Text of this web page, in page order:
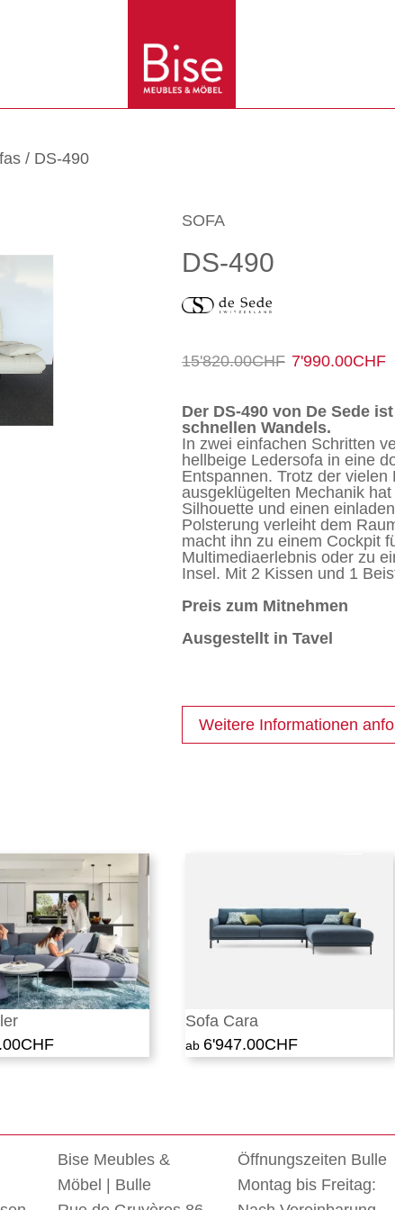
/ DS-490
SOFA
DS-490
15'820.00CHF
war:
7'990.00CHF
Der DS-490 von De Sede
schnellen Wandels.
In zwei einfachen Schritten
hellbeige Ledersofa in eine
Entspannen. Trotz der vielen
ausgeklügelten Mechanik
Silhouette und einen
Polsterung verleiht dem
macht ihn zu einem Cockpit
Multimediaerlebnis oder zu
Insel. Mit 2 Kissen und 1
Preis zum Mitnehmen
Ausgestellt in Tavel
Weitere Informationen
CHF
Sofa Cara
6'947.00CHF
Bise Meubles &
Möbel | Bulle
Öffnungszeiten Bulle
Montag bis Freitag: